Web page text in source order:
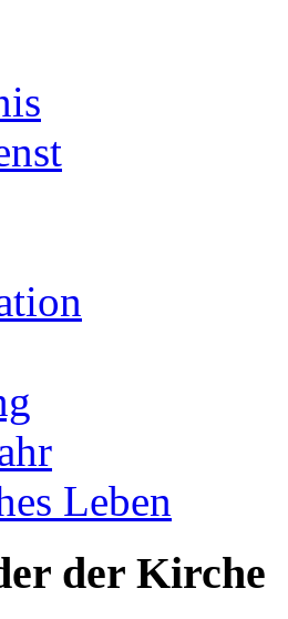
Leben
der Kirche